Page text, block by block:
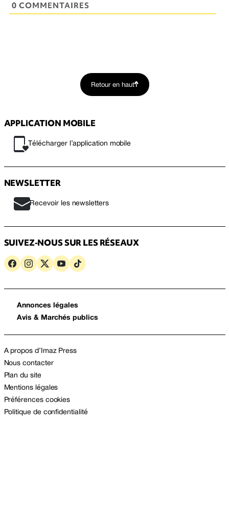
0 COMMENTAIRES
Retour en haut
APPLICATION MOBILE
Télécharger l’application mobile
NEWSLETTER
Recevoir les newsletters
SUIVEZ-NOUS SUR LES RÉSEAUX
Annonces légales
Avis & Marchés publics
A propos d’Imaz Press
Nous contacter
Plan du site
Mentions légales
Préférences cookies
Politique de confidentialité